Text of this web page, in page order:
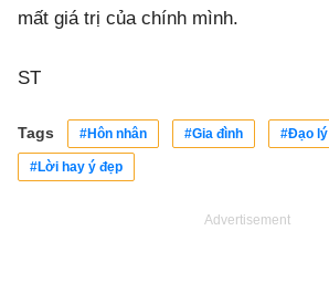
mất giá trị của chính mình.
ST
Tags #Hôn nhân #Gia đình #Đạo lý
#Lời hay ý đẹp
Advertisement